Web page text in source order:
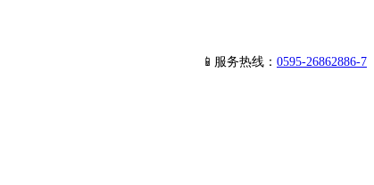
📱服务热线： 0595-26862886-7